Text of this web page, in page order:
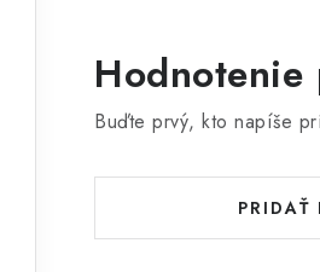
Buďte prvý, kto napíše
PRIDAŤ